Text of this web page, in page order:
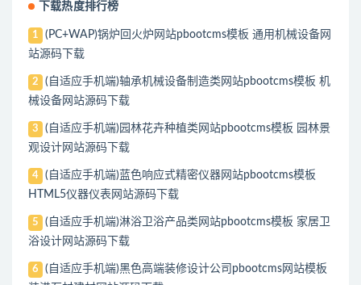
下载热度排行榜
1
(PC+WAP)锅炉回火炉网站pbootcms模板 通用机械设备网
站源码下载
2
(自适应手机端)轴承机械设备制造类网站pbootcms模板 机
械设备网站源码下载
3
(自适应手机端)园林花卉种植类网站pbootcms模板 园林景
观设计网站源码下载
4
(自适应手机端)蓝色响应式精密仪器网站pbootcms模板
HTML5仪器仪表网站源码下载
5
(自适应手机端)淋浴卫浴产品类网站pbootcms模板 家居卫
浴设计网站源码下载
6
(自适应手机端)黑色高端装修设计公司pbootcms网站模板